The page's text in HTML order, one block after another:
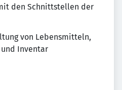
den Schnittstellen der
von Lebensmitteln,
Inventar